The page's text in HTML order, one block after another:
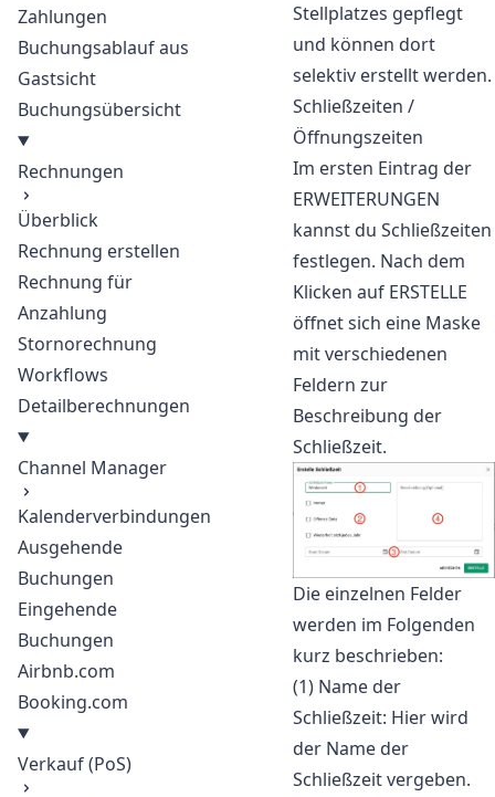
Zahlungen
Buchungsablauf aus
Gastsicht
Buchungsübersicht
Rechnungen
Überblick
Rechnung erstellen
Rechnung für
Anzahlung
Stornorechnung
Workflows
Detailberechnungen
Channel Manager
Kalenderverbindungen
Ausgehende
Buchungen
Eingehende
Buchungen
Airbnb.com
Booking.com
Verkauf (PoS)
Stellplatzes gepflegt
und können dort
selektiv erstellt werden.
Schließzeiten /
Öffnungszeiten
Im ersten Eintrag der
ERWEITERUNGEN
kannst du Schließzeiten
festlegen. Nach dem
Klicken auf ERSTELLE
öffnet sich eine Maske
mit verschiedenen
Feldern zur
Beschreibung der
Schließzeit.
Die einzelnen Felder
werden im Folgenden
kurz beschrieben:
(1) Name der
Schließzeit: Hier wird
der Name der
Schließzeit vergeben.